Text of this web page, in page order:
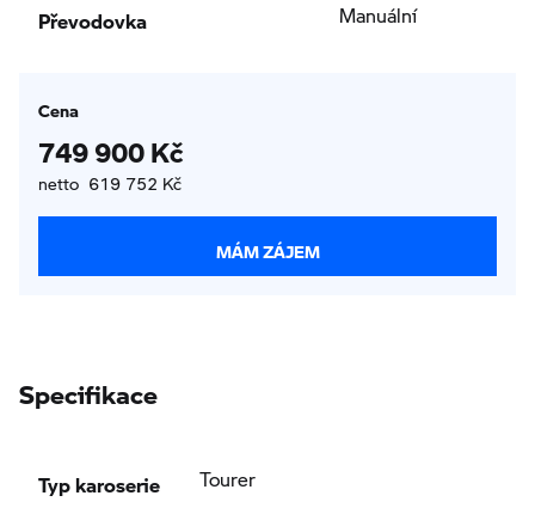
Převodovka Manuální
Cena
749 900 Kč
netto 619 752 Kč
MÁM ZÁJEM
Specifikace
Typ karoserie Tourer